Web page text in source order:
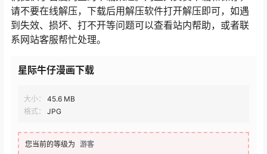
请不要在线解压，下载后用解压软件打开解压即可，如遇
到失效、损坏、打不开等问题可以查看站内帮助，或者联
系网站客服帮忙处理。
星际牛仔漫画下载
大小：
45.6 MB
格式：
JPG
您当前的等级为 游客